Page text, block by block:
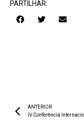
PARTILHAR:
ANTERIOR